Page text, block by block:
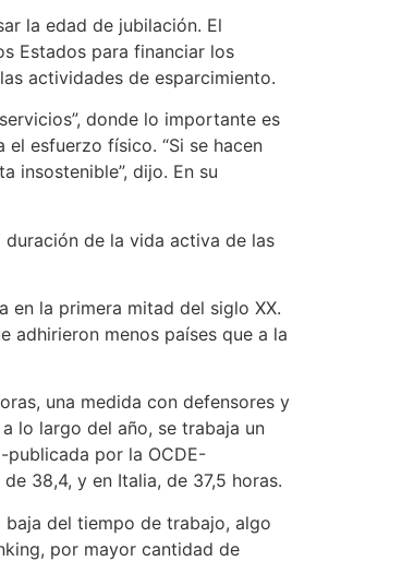
la edad de jubilación. El
Estados para financiar los
actividades de esparcimiento.
donde lo importante es
esfuerzo físico. “Si se hacen
insostenible”, dijo. En su
de la vida activa de las
en la primera mitad del siglo XX.
adhirieron menos países que a la
una medida con defensores y
lo largo del año, se trabaja un
publicada por la OCDE-
38,4, y en Italia, de 37,5 horas.
baja del tiempo de trabajo, algo
por mayor cantidad de